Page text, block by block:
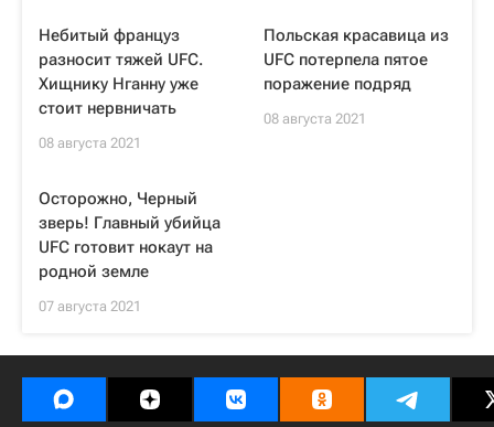
Небитый француз
разносит тяжей UFC.
Хищнику Нганну уже
стоит нервничать
08 августа 2021
Польская красавица из
UFC потерпела пятое
поражение подряд
08 августа 2021
Осторожно, Черный
зверь! Главный убийца
UFC готовит нокаут на
родной земле
07 августа 2021